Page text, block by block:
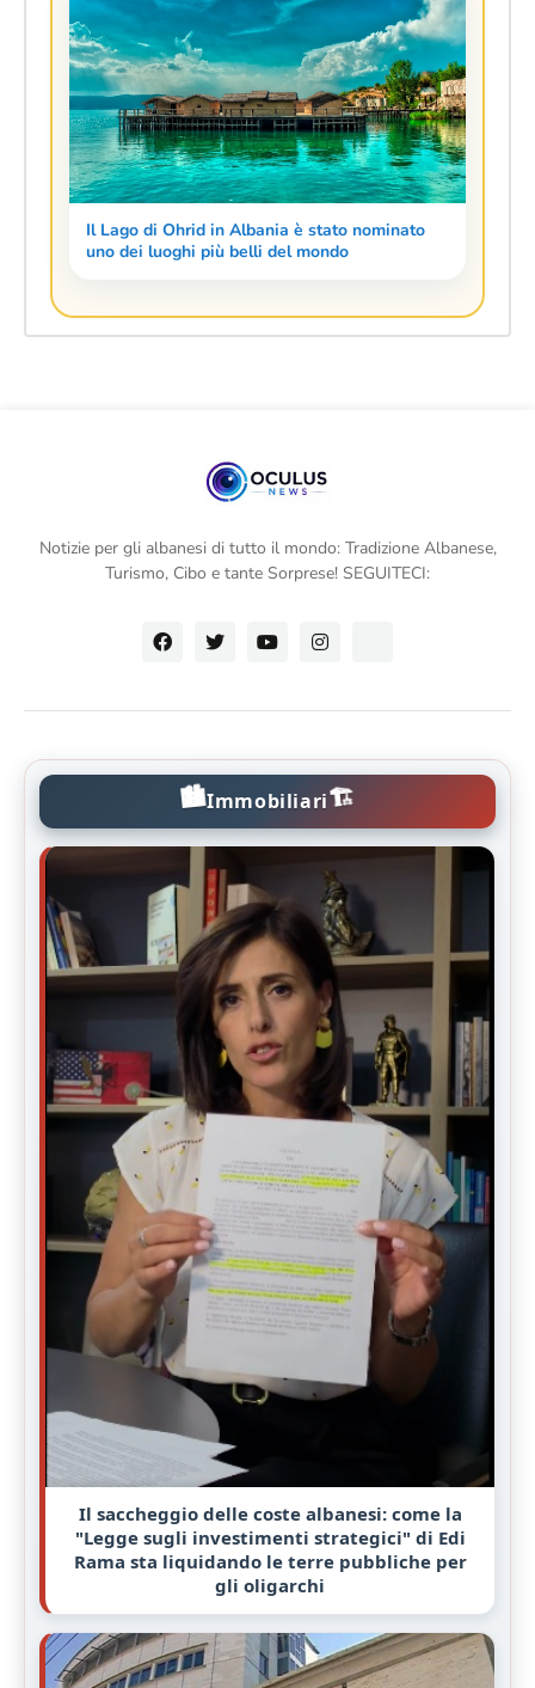
Il Lago di Ohrid in Albania è stato nominato
uno dei luoghi più belli del mondo
Notizie per gli albanesi di tutto il mondo: Tradizione Albanese,
Turismo, Cibo e tante Sorprese! SEGUITECI:
🏙️Immobiliari🏗️
Il saccheggio delle coste albanesi: come la
"Legge sugli investimenti strategici" di Edi
Rama sta liquidando le terre pubbliche per
gli oligarchi